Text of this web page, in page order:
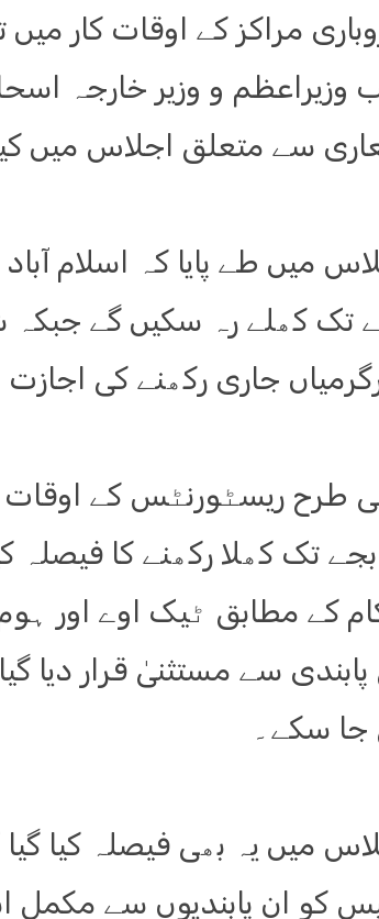
مراکز کے اوقات کار
وزیراعظم و وزیر خارجہ
سے متعلق اجلاس میں
جاری رکھنے کی
طرح ریسٹورنٹس کے اوقات
کے مطابق ٹیک اوے اور
سے مستثنیٰ قرار دیا
جا سکے۔
میں یہ بھی فیصلہ کیا گیا
کو ان پابندیوں سے مکمل